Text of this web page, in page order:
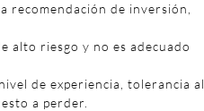
recomendación de inversión,
alto riesgo y no es adecuado
de experiencia, tolerancia al
a perder.